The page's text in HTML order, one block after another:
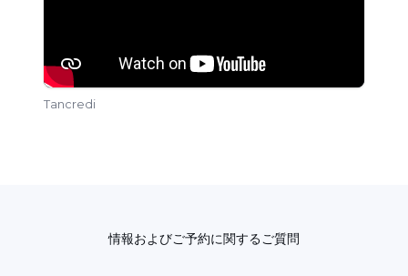
Tancredi
情報およびご予約に関するご質問